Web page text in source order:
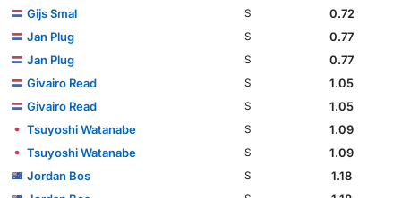
Gijs Smal
S
0.72
Jan Plug
S
0.77
Jan Plug
S
0.77
Givairo Read
S
1.05
Givairo Read
S
1.05
Tsuyoshi Watanabe
S
1.09
Tsuyoshi Watanabe
S
1.09
Jordan Bos
S
1.18